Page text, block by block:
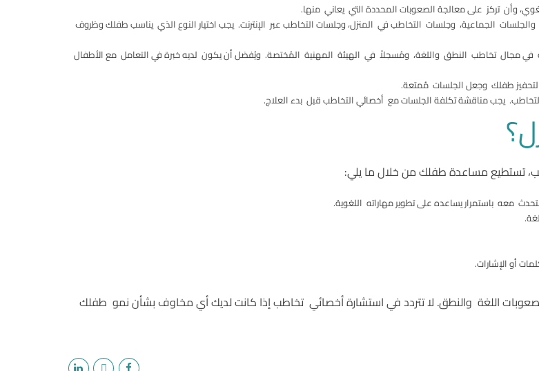
وأن تركز على معالجة الصعوبات المحددة التي يعاني منها.
الجماعية، وجلسات التخاطب في المنزل، وجلسات التخاطب عبر الإنترنت. يجب اختيار النوع الذي يناسب طفلك وظروف
مجال تخاطب النطق واللغة، ومُسجلاً في الهيئة المهنية المُختصة. ويُفضل أن يكون لديه خبرة في التعامل مع الأطفال
طفلك وجعل الجلسات مُمتعة.
يجب مناقشة تكلفة الجلسات مع أخصائي التخاطب قبل بدء العلاج.
تستطيع مساعدة طفلك من خلال ما يلي:
معه باستمرار يساعده على تطوير مهاراته اللغوية.
أو الإشارات.
اللغة والنطق. لا تتردد في استشارة أخصائي تخاطب إذا كانت لديك أي مخاوف بشأن نمو طفلك